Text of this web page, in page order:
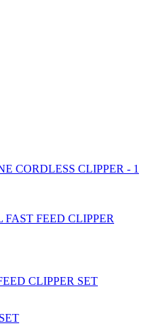
CORDLESS CLIPPER - 1
CLIPPER SET